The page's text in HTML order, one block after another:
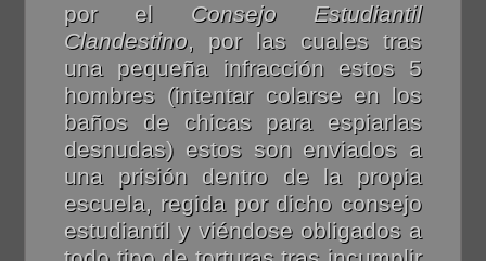
por el Consejo Estudiantil
Clandestino, por las cuales tras
una pequeña infracción estos 5
hombres (intentar colarse en los
baños de chicas para espiarlas
desnudas) estos son enviados a
una prisión dentro de la propia
escuela, regida por dicho consejo
estudiantil y viéndose obligados a